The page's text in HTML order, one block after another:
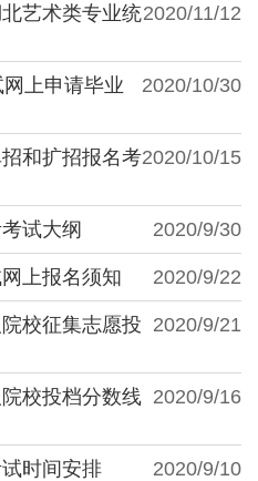
2020/11/12
艺术类专业统
2020/10/30
上申请毕业
2020/10/15
和扩招报名考
2020/9/30
试大纲
2020/9/22
上报名须知
2020/9/21
校征集志愿投
2020/9/16
校投档分数线
2020/9/10
时间安排